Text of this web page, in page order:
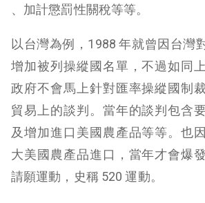
、加計懲罰性關稅等等。
以台灣為例，1988 年就曾因台灣
增加被列操縱國名單，不過如同
政府不會馬上針對匯率操縱國制
貿易上的談判。當年的談判包含
及增加進口美國農產品等等。也
大美國農產品進口，當年才會爆
請願運動，史稱 520 運動。